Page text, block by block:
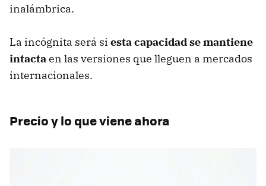
inalámbrica.
La incógnita será si estacapacidad se mantiene
intactaen las versiones que lleguen a mercados
internacionales.
Precio y lo que viene ahora